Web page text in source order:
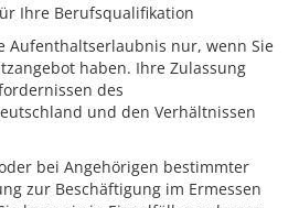
Ihre Berufsqualifikation
Aufenthaltserlaubnis nur, wenn Sie
haben. Ihre Zulassung
des
und den Verhältnissen
bei Angehörigen bestimmter
zur Beschäftigung im Ermessen